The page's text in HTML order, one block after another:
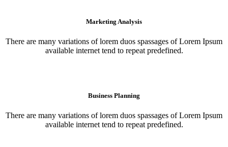
Marketing Analysis
There are many variations of lorem duos spassages of Lorem Ipsum
available internet tend to repeat predefined.
Business Planning
There are many variations of lorem duos spassages of Lorem Ipsum
available internet tend to repeat predefined.